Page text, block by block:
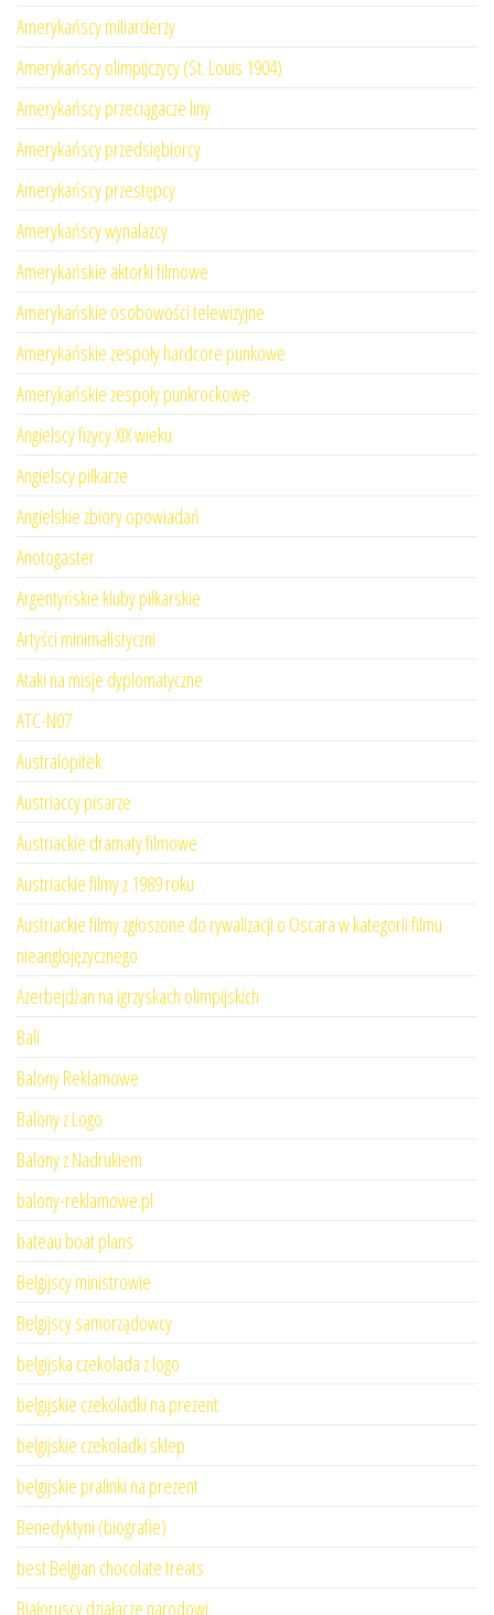
Amerykańscy miliarderzy
Amerykańscy olimpijczycy (St. Louis 1904)
Amerykańscy przeciągacze liny
Amerykańscy przedsiębiorcy
Amerykańscy przestępcy
Amerykańscy wynalazcy
Amerykańskie aktorki filmowe
Amerykańskie osobowości telewizyjne
Amerykańskie zespoły hardcore punkowe
Amerykańskie zespoły punkrockowe
Angielscy fizycy XIX wieku
Angielscy piłkarze
Angielskie zbiory opowiadań
Anotogaster
Argentyńskie kluby piłkarskie
Artyści minimalistyczni
Ataki na misje dyplomatyczne
ATC-N07
Australopitek
Austriaccy pisarze
Austriackie dramaty filmowe
Austriackie filmy z 1989 roku
Austriackie filmy zgłoszone do rywalizacji o Oscara w kategorii filmu
nieanglojęzycznego
Azerbejdżan na igrzyskach olimpijskich
Bali
Balony Reklamowe
Balony z Logo
Balony z Nadrukiem
balony-reklamowe.pl
bateau boat plans
Belgijscy ministrowie
Belgijscy samorządowcy
belgijska czekolada z logo
belgijskie czekoladki na prezent
belgijskie czekoladki sklep
belgijskie pralinki na prezent
Benedyktyni (biografie)
best Belgian chocolate treats
Białoruscy działacze narodowi